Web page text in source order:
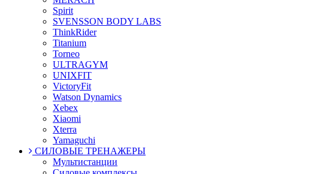
Spirit
SVENSSON BODY LABS
ThinkRider
Titanium
Torneo
ULTRAGYM
UNIXFIT
VictoryFit
Watson Dynamics
Xebex
Xiaomi
Xterra
Yamaguchi
СИЛОВЫЕ ТРЕНАЖЕРЫ
Мультистанции